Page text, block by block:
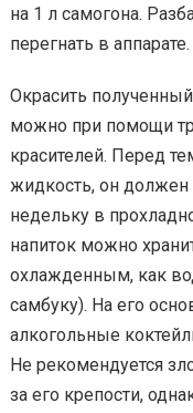
на 1 л самогона.
перегнать в аппарате.
Окрасить
можно при помощи
красителей. Перед
жидкость, он должен
недельку в
напиток можно
охлажденным, как
самбуку). На его
алкогольные
Не рекомендуется
за его крепости,